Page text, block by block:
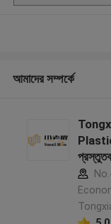
আমাদের সম্পর্কে